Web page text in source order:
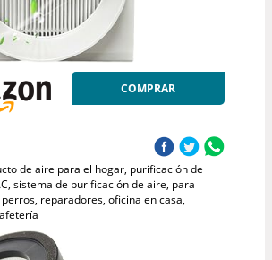
COMPRAR
de aire para el hogar, purificación de
sistema de purificación de aire, para
reparadores, oficina en casa,